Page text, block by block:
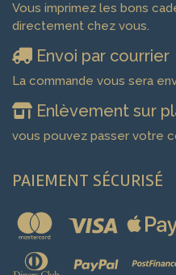
Vous imprimez les bons
directement chez vous.
Envoi par courrier
La commande vous sera
Enlèvement sur
vous pouvez passer votre
PAIEMENT SÉCURISÉ